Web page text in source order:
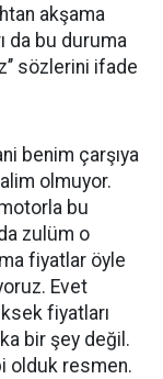
akşama
da bu duruma
sözlerini ifade
benim çarşıya
olmuyor.
bu
zulüm o
fiyatlar öyle
Evet
fiyatları
bir şey değil.
olduk resmen.